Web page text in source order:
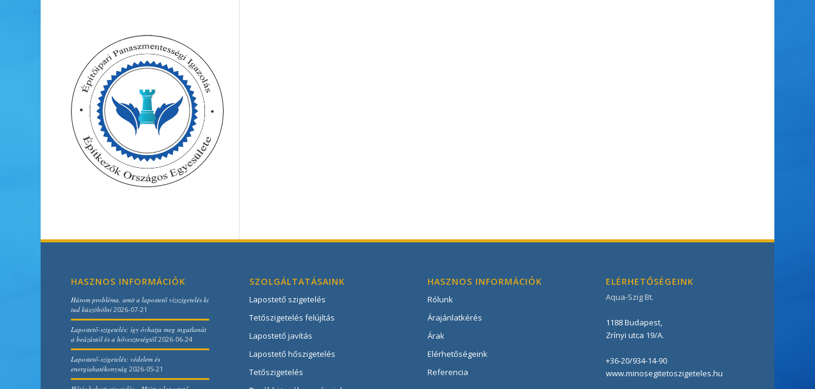
HASZNOS INFORMÁCIÓK
Három probléma, amit a lapostető vízszigetelés ki
tud küszöbölni 2026-07-21
Lapostető-szigetelés: így óvhatja meg ingatlanát
a beázástól és a hőveszteségtől 2026-06-24
Lapostető-szigetelés: védelem és
energiahatékonyság 2026-05-21
SZOLGÁLTATÁSAINK
Lapostető szigetelés
Tetőszigetelés felújítás
Lapostető javítás
Lapostető hőszigetelés
Tetőszigetelés
HASZNOS INFORMÁCIÓK
Rólunk
Árajánlatkérés
Árak
Elérhetőségeink
Referencia
ELÉRHETŐSÉGEINK
Aqua-Szig Bt.
1188Budapest,
Zrínyi utca 19/A.
+36-20/934-14-90
www.minosegitetoszigeteles.hu